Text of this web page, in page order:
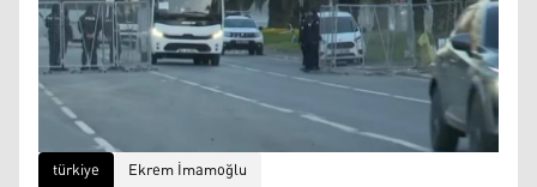
türkiye Ekrem İmamoğlu